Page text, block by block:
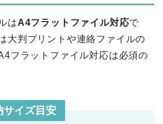
はA4フラットファイル対応で
大判プリントや連絡ファイルの
フラットファイル対応は必須の
サイズ目安